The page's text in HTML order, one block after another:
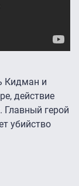
Кидман и
действие
Главный герой
убийство